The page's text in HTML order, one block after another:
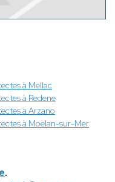
à Mellac
à Redene
à Arzano
à Moelan-sur-Mer
.